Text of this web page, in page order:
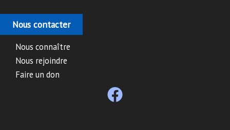
Nous contacter
Nous connaître
Nous rejoindre
Faire un don